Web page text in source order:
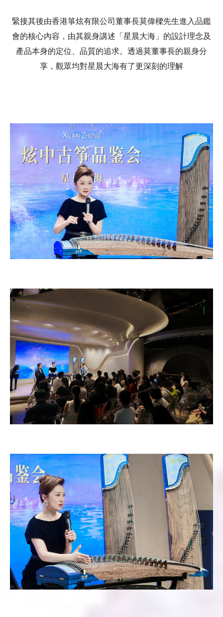
緊接其後由香港箏炫有限公司董事長莫偉樑先生進入品鑑
會的核心內容，由其親身講述「星晨大海」的設計理念及
產品本身的定位、品質的追求。透過莫董事長的親身分
享，觀眾均對星晨大海有了更深刻的理解